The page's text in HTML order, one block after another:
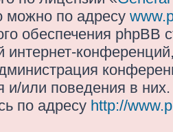
можно по адресу
обеспечения phpBB
интернет-
и/или поведения в
по адресу http://